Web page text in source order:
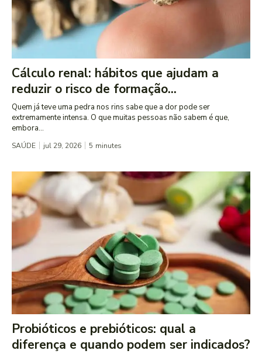
Cálculo renal: hábitos que ajudam a
reduzir o risco de formação...
Quem já teve uma pedra nos rins sabe que a dor pode ser
extremamente intensa. O que muitas pessoas não sabem é que,
embora...
SAÚDE jul 29, 2026 5 minutes
Probióticos e prebióticos: qual a
diferença e quando podem ser indicados?